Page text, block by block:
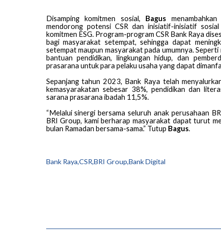
Disamping komitmen sosial, Bagus
mendorong potensi CSR dan inisiatif-inisiatif
komitmen ESG. Program-program CSR Bank Raya
bagi masyarakat setempat, sehingga dapat
setempat maupun masyarakat pada umumnya.
bantuan pendidikan, lingkungan hidup, dan
prasarana untuk para pelaku usaha yang dapat
Sepanjang tahun 2023, Bank Raya telah
kemasyarakatan sebesar 38%, pendidikan dan
sarana prasarana ibadah 11,5%.
“Melalui sinergi bersama seluruh anak perusahaan
BRI Group, kami berharap masyarakat dapat turut
bulan Ramadan bersama-sama.” Tutup Bagus.
Bank Raya,CSR,BRI Group,Bank Digital